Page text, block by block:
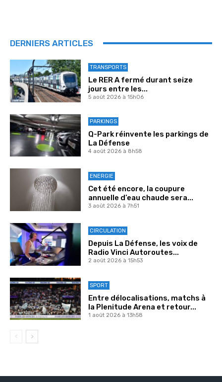
DERNIERS ARTICLES
TRANSPORTS
Le RER A fermé durant seize
jours entre les...
5 août 2026 à 15h06
PARKINGS
Q-Park réinvente les parkings de
La Défense
4 août 2026 à 8h58
ENERGIE
Cet été encore, la coupure
annuelle d’eau chaude sera...
3 août 2026 à 7h51
CIRCULATION
Depuis La Défense, les voix de
Radio Vinci Autoroutes...
2 août 2026 à 15h53
SPORT
Entre délocalisations, matchs à
la Plenitude Arena et retour...
1 août 2026 à 13h58